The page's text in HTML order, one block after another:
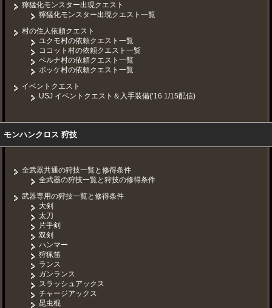
獰猛化モンスター出現クエスト
獰猛化モンスター出現クエスト一覧
村の住人依頼クエスト
ユクモ村の依頼クエスト一覧
ココット村の依頼クエスト一覧
ベルナ村の依頼クエスト一覧
ポッケ村の依頼クエスト一覧
イベントクエスト
USJ イベントクエスト＆入手装備(’16 1/15配信)
モンハンクロス 狩技
全武器共通の狩技一覧と修得条件
全武器の狩技一覧と狩技の修得条件
武器専用の狩技一覧と修得条件
大剣
太刀
片手剣
双剣
ハンマー
狩猟笛
ランス
ガンランス
スラッシュアックス
チャージアックス
昆虫棍